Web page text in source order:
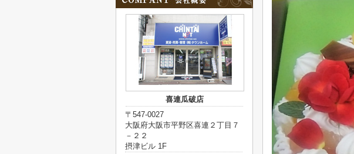
喜連瓜破店
〒547-0027
大阪府大阪市平野区喜連２丁目７
－２２
摂津ビル 1F